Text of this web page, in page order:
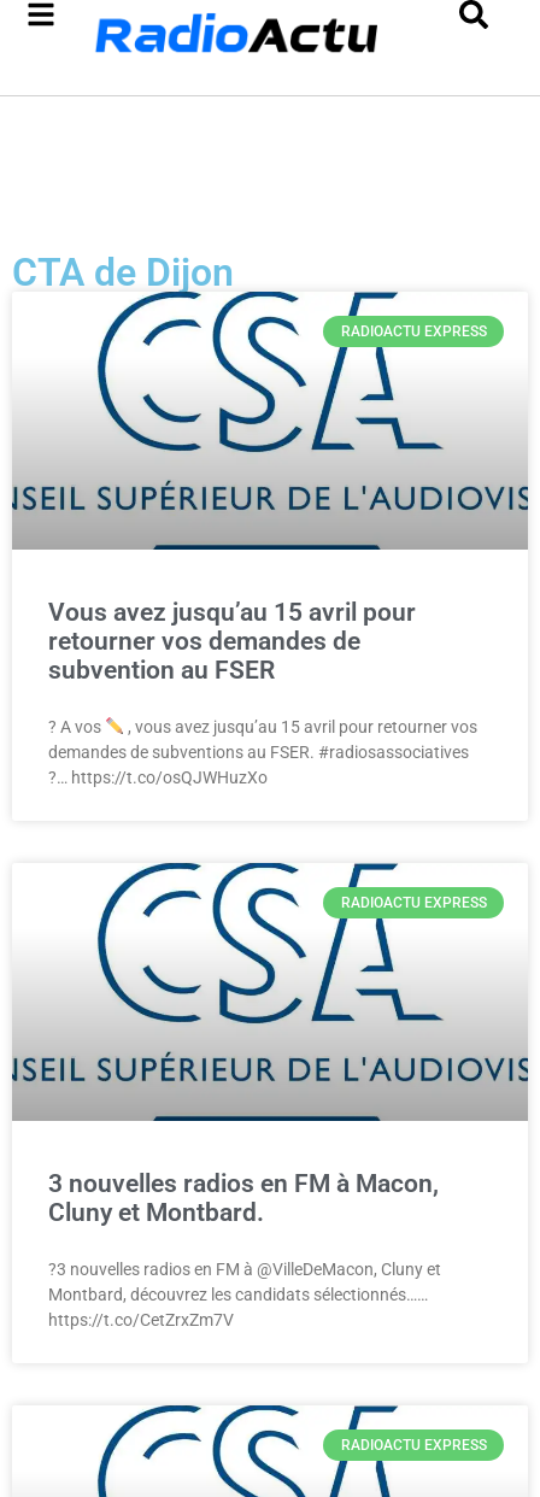
CTA de Dijon
RADIOACTU EXPRESS
Vous avez jusqu’au 15 avril pour
retourner vos demandes de
subvention au FSER
? A vos
, vous avez jusqu’au 15 avril pour retourner vos
demandes de subventions au FSER. #radiosassociatives
?… https://t.co/osQJWHuzXo
RADIOACTU EXPRESS
3 nouvelles radios en FM à Macon,
Cluny et Montbard.
?3 nouvelles radios en FM à @VilleDeMacon, Cluny et
Montbard, découvrez les candidats sélectionnés……
https://t.co/CetZrxZm7V
RADIOACTU EXPRESS